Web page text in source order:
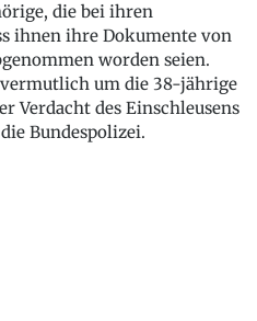
die bei ihren
ihnen ihre Dokumente von
worden seien.
vermutlich um die 38-jährige
Verdacht des Einschleusens
Bundespolizei.